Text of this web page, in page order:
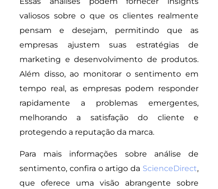
valiosos sobre o que os clientes realmente
pensam e desejam, permitindo que as
empresas ajustem suas estratégias de
marketing e desenvolvimento de produtos.
Além disso, ao monitorar o sentimento em
tempo real, as empresas podem responder
rapidamente a problemas emergentes,
melhorando a satisfação do cliente e
protegendo a reputação da marca.
Para mais informações sobre análise de
sentimento, confira o artigo da ScienceDirect,
que oferece uma visão abrangente sobre